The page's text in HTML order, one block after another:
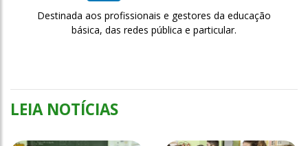
Destinada aos profissionais e gestores da educação
básica, das redes pública e particular.
LEIA NOTÍCIAS